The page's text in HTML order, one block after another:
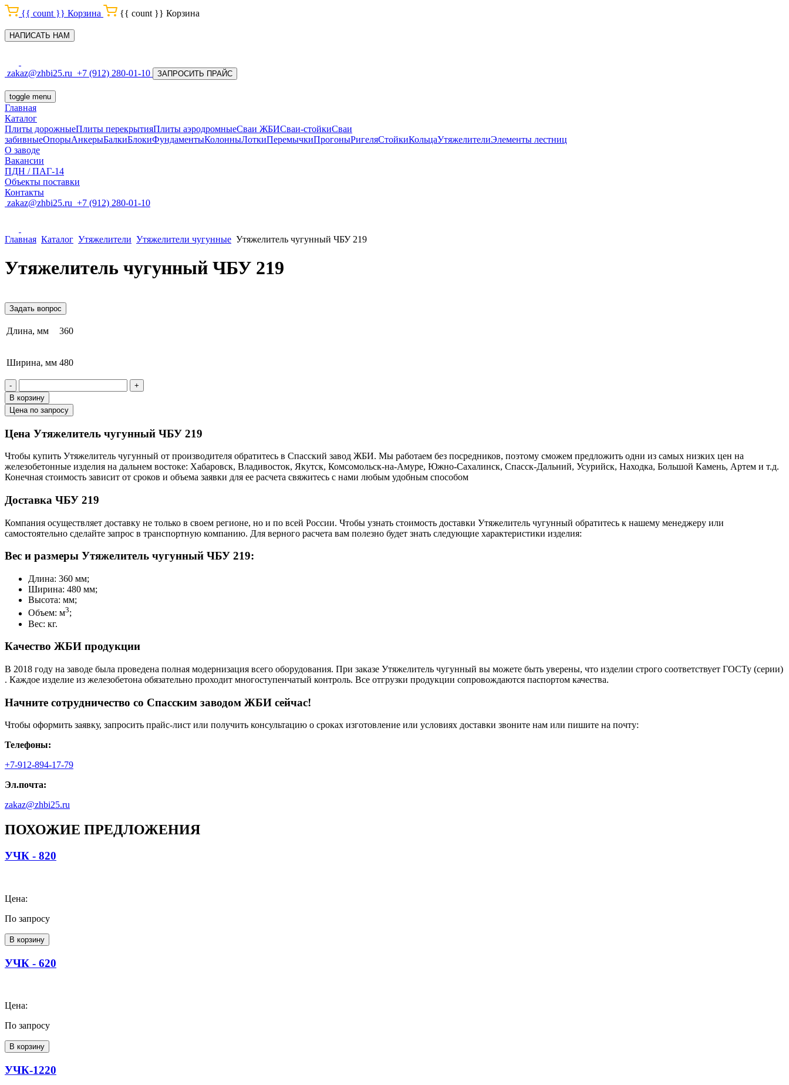
{{ count }} Корзина {{ count }} Корзина
НАПИСАТЬ НАМ
zakaz@zhbi25.ru +7 (912) 280-01-10 ЗАПРОСИТЬ ПРАЙС
toggle menu
Главная
Каталог
Плиты дорожныеПлиты перекрытияПлиты аэродромныеСваи ЖБИСваи-стойкиСваи
забивныеОпорыАнкерыБалкиБлокиФундаментыКолонныЛоткиПеремычкиПрогоныРигеляСтойкиКольцаУтяжелителиЭлементы лестниц
О заводе
Вакансии
ПДН / ПАГ-14
Объекты поставки
Контакты
zakaz@zhbi25.ru +7 (912) 280-01-10
Главная Каталог Утяжелители Утяжелители чугунные Утяжелитель чугунный ЧБУ 219
Утяжелитель чугунный ЧБУ 219
Задать вопрос
Длина, мм 360
Ширина, мм 480
-
+
В корзину
Цена по запросу
Цена Утяжелитель чугунный ЧБУ 219
Чтобы купить Утяжелитель чугунный от производителя обратитесь в Cпасский завод ЖБИ. Мы работаем без посредников, поэтому сможем предложить одни из самых низких цен на
железобетонные изделия на дальнем востоке: Хабаровск, Владивосток, Якутск, Комсомольск-на-Амуре, Южно-Сахалинск, Спасск-Дальний, Усурийск, Находка, Большой Камень, Артем и т.д.
Конечная стоимость зависит от сроков и объема заявки для ее расчета свяжитесь с нами любым удобным способом
Доставка ЧБУ 219
Компания осуществляет доставку не только в своем регионе, но и по всей России. Чтобы узнать стоимость доставки Утяжелитель чугунный обратитесь к нашему менеджеру или
самостоятельно сделайте запрос в транспортную компанию. Для верного расчета вам полезно будет знать следующие характеристики изделия:
Вес и размеры Утяжелитель чугунный ЧБУ 219:
Длина: 360 мм;
Ширина: 480 мм;
Высота: мм;
Объем: м3;
Вес: кг.
Качество ЖБИ продукции
В 2018 году на заводе была проведена полная модернизация всего оборудования. При заказе Утяжелитель чугунный вы можете быть уверены, что изделии строго соответствует ГОСТу (серии)
. Каждое изделие из железобетона обязательно проходит многоступенчатый контроль. Все отгрузки продукции сопровождаются паспортом качества.
Начните сотрудничество со Cпасским заводом ЖБИ сейчас!
Чтобы оформить заявку, запросить прайс-лист или получить консультацию о сроках изготовление или условиях доставки звоните нам или пишите на почту:
Телефоны:
+7-912-894-17-79
Эл.почта:
zakaz@zhbi25.ru
ПОХОЖИЕ ПРЕДЛОЖЕНИЯ
УЧК - 820
Цена:
По запросу
В корзину
УЧК - 620
Цена:
По запросу
В корзину
УЧК-1220